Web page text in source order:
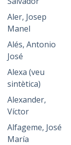
Aler, Josep
Manel
Alés, Antonio
José
Alexa (veu
sintètica)
Alexander,
Víctor
Alfageme, José
María